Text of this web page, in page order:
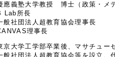
應義塾大学教授 博士（政策・メ
Lab所長
般社団法人超教育協会理事長
理事長
京大学工学部卒業後、マサチュー
般社団法人超教育協会等を設立、